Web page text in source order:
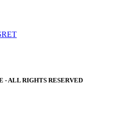
- ALL RIGHTS RESERVED